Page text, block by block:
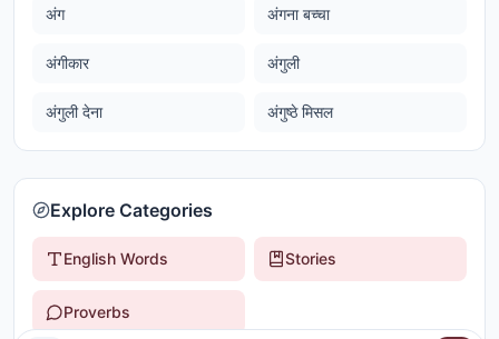
अंग अंगना बच्चा
अंगीकार अंगुली
अंगुली देना अंगुष्ठे मिसल
Explore Categories
English Words Stories
Proverbs